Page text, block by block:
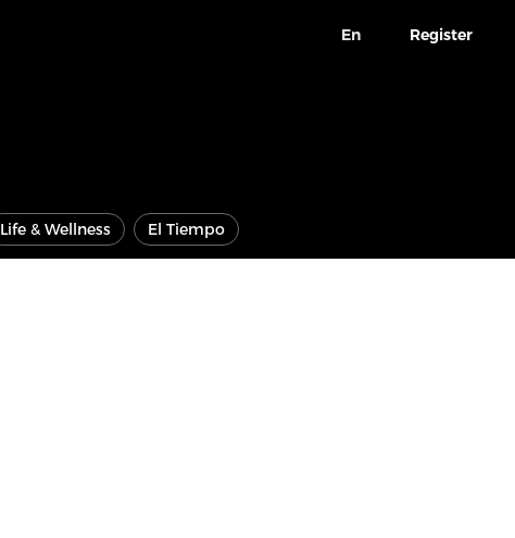
En Register
Life & Wellness El Tiempo